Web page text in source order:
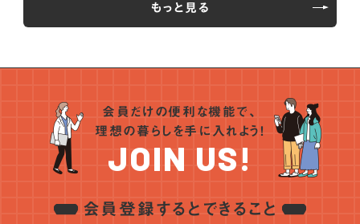
もっと見る
会員だけの便利な機能で、
理想の暮らしを手に入れよう！
JOIN US!
会員登録するとできること